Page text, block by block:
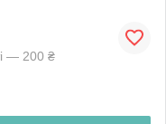
— 200 ₴